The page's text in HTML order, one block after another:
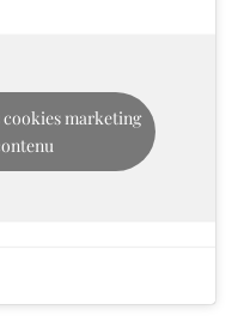
marketing